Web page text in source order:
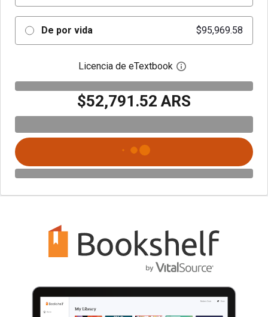
De por vida $95,969.58
Licencia de eTextbook Abre el cuadro de
$52,791.52 ARS